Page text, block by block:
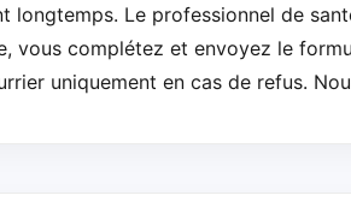
longtemps. Le professionnel de
vous complétez et envoyez le
uniquement en cas de refus.